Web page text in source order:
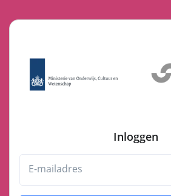
Inloggen
E-mailadres